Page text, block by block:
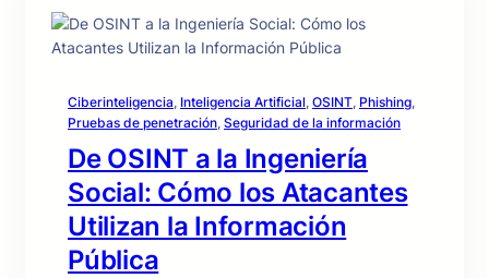
Ciberinteligencia, Inteligencia Artificial, OSINT, Phishing
Pruebas de penetración, Seguridad de la información
De OSINT a la Ingeniería
Social: Cómo los Atacantes
Utilizan la Información
Pública